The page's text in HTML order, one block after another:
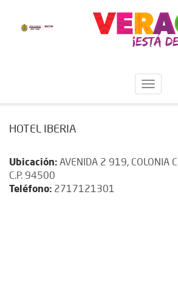
HOTEL IBERIA
Ubicación: AVENIDA 2 919, COLONIA
C.P. 94500
Teléfono: 2717121301